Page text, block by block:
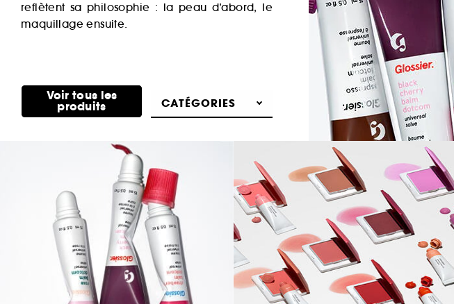
reflètent sa philosophie : la peau d’abord, le
maquillage ensuite.
Voir tous les
produits CATÉGORIES